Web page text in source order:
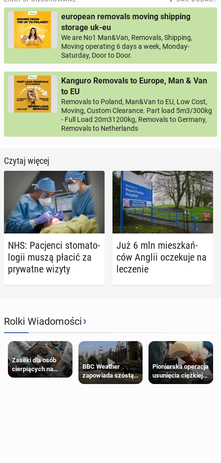
european removals moving shipping
storage uk-eu
We are No1 Man&Van, Removals, Shipping,
Moving operating 6 days a week, Monday-
Saturday, Door to Door.
Kanguro Removals to Europe, Man & Van
to EU
Removals to Poland, Man&Van to EU, Low Cost,
Moving, Custom Clearance. Part load 5m3/300kg
- Full Load 20m31200kg, Removals to Germany,
Removals to Netherlands
Czytaj więcej
NHS: Pa­cjen­ci sto­ma­to­
lo­gii muszą płacić za
pry­wat­ne wizyty
Już 6 mln miesz­kań­
ców Anglii ocze­ku­je na
le­cze­nie
Rolki Wiadomości›
Zasiłki dla osób
cierpiących na
schorzenia
BBC Weather
zapowiada szóstą
falę upałów w
Pionierska operacja
usunięcia ciężkiej
wady wrodzonej